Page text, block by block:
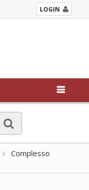
LOGIN
Complesso